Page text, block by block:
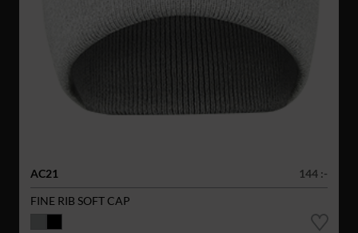
AC21
144 :-
FINE RIB SOFT CAP